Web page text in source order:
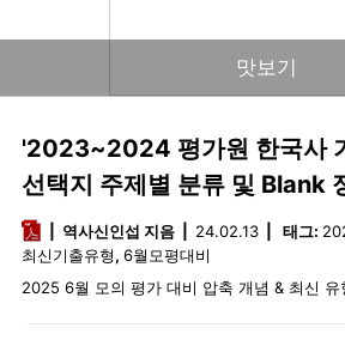
맛보기
'2023~2024 평가원 한국사
선택지 주제별 분류 및 Blank
pdf역사신인섭 지음 24.02.13 태그:
최신기출유형, 6월모평대비
2025 6월 모의 평가 대비 압축 개념 & 최신 유